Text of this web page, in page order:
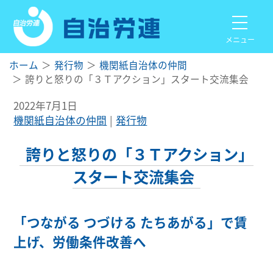
メニュー
ホーム 発行物
機関紙自治体の仲間
誇りと怒りの「３Ｔアクション」スタート交流集会
2022年7月1日
機関紙自治体の仲間
発行物
誇りと怒りの「３Ｔアクション」
スタート交流集会
「つながる つづける たちあがる」で賃
上げ、労働条件改善へ